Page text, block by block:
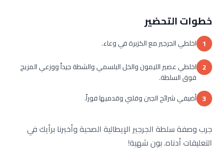
خطوات التحضير
1 اخلطي الجرجير مع الكزبرة في وعاء.
2 اخلطي عصير الليمون والخل البلسمي والشطة جيداً ووزعي المزيج
فوق السلطة.
3 أضيفي شرائح الجبن وقلبي وقدميها فوراً.
جرب وصفة سلطة الجرجير الإيطالية الصحية وأخبرنا برأيك في
التعليقات أدناه. بون شهية!